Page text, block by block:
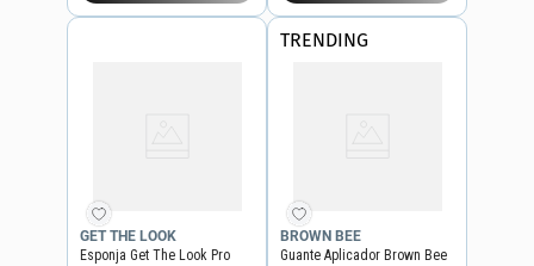
GET THE LOOK
Esponja Get The Look Pro
TRENDING
BROWN BEE
Guante Aplicador Brown Bee